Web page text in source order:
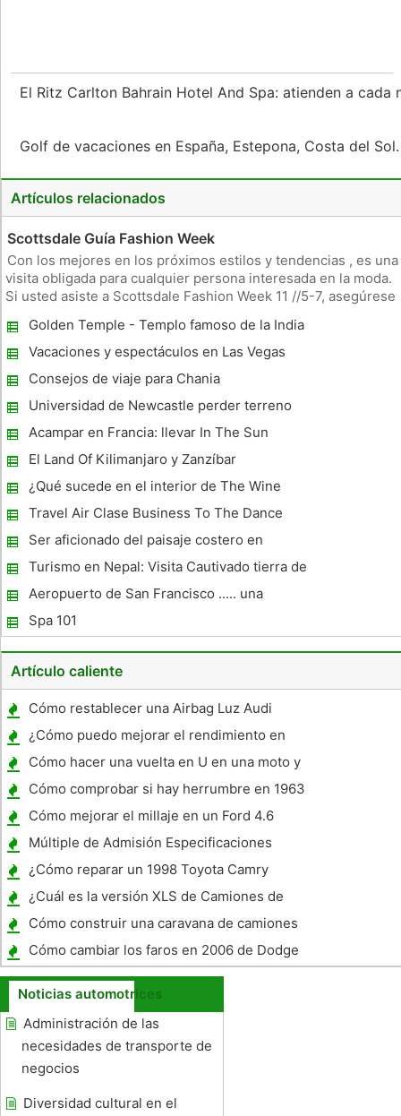
El Ritz Carlton Bahrain Hotel And Spa: atienden a cada
Golf de vacaciones en España, Estepona, Costa del
Artículos relacionados
Scottsdale Guía Fashion Week
Con los mejores en los próximos estilos y tendencias , es una
visita obligada para cualquier persona interesada en la moda.
Si usted asiste a Scottsdale Fashion Week 11 //5-7, asegúrese
festivities.Stay en el JW Marriott Desert Ridge Resort and
Spa p
Golden Temple - Templo famoso de la India
Vacaciones y espectáculos en Las Vegas
Consejos de viaje para Chania
Universidad de Newcastle perder terreno
frente a Durham en Tyne-desgaste Boat
Race
Acampar en Francia: llevar In The Sun
El Land Of Kilimanjaro y Zanzíbar
¿Qué sucede en el interior de The Wine
Tasting Room
Travel Air Clase Business To The Dance
Umbrella Festival 2011, Johannesburgo
Ser aficionado del paisaje costero en
circulación al Worthing
Turismo en Nepal: Visita Cautivado tierra de
Buda
Aeropuerto de San Francisco ..... una
atracción en sí mismo
Spa 101
Artículo caliente
Cómo restablecer una Airbag Luz Audi
¿Cómo puedo mejorar el rendimiento en
una camioneta pickup Diesel?
Cómo hacer una vuelta en U en una moto y
pasar la prueba Alt-MOST
Cómo comprobar si hay herrumbre en 1963
Nova
Cómo mejorar el millaje en un Ford 4.6
Múltiple de Admisión Especificaciones
Runner
¿Cómo reparar un 1998 Toyota Camry
¿Cuál es la versión XLS de Camiones de
Ford ?
Cómo construir una caravana de camiones
con aislamiento y Porta-Potty
Cómo cambiar los faros en 2006 de Dodge
3500
Noticias automotrices
Administración de las
necesidades de transporte de
negocios
Diversidad cultural en el